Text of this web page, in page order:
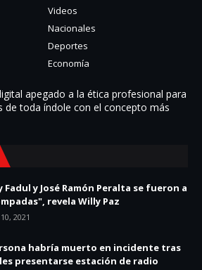
Videos
Nacionales
Deportes
Economía
apegado a la ética profesional para
de toda í­ndole con el concepto más
Fadul y José Ramón Peralta se fueron a
revela Willy Paz
2021
habría muerto en incidente tras
presentarse estación de radio